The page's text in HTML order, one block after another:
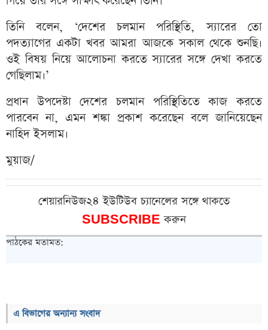
তিনি বলেন, ‘দেশের চলমান পরিস্থিতি, স্যারের তো
পদত্যাগের একটা খবর আমরা আজকে সকাল থেকে শুনছি।
ওই বিষয় নিয়ে আলোচনা করতে স্যারের সঙ্গে দেখা করতে
গেছিলাম।’
প্রধান উপদেষ্টা দেশের চলমান পরিস্থিতিতে কাজ করতে
পারবেন না, এমন শঙ্কা প্রকাশ করেছেন বলে জানিয়েছেন
নাহিদ ইসলাম।
মুয়াজ/
শেয়ারনিউজ২৪ ইউটিউব চ্যানেলের সঙ্গে থাকতে
SUBSCRIBEকরুন
পাঠকের মতামত:
এ বিভাগের অন্যান্য সংবাদ